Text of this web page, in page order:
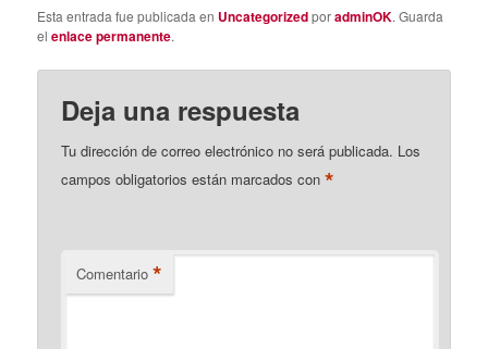
Esta entrada fue publicada en UncategorizedporadminOK. Guarda
elenlace permanente.
Deja una respuesta
Tu dirección de correo electrónico no será publicada. Los
campos obligatorios están marcados con*
Comentario *